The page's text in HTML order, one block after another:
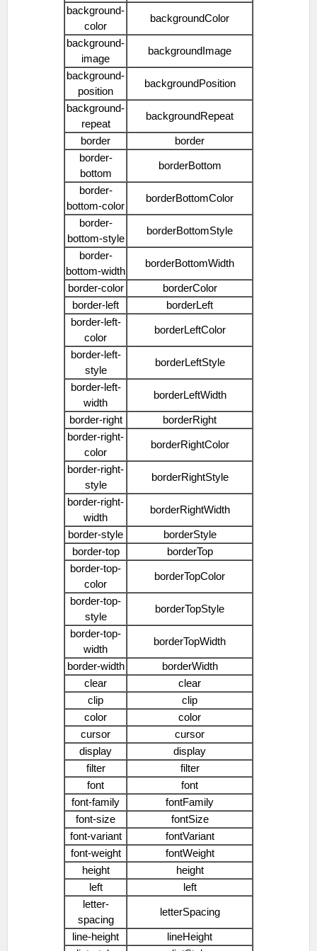
background-
color
backgroundColor
background-
image
backgroundImage
background-
position
backgroundPosition
background-
repeat
backgroundRepeat
border
border
border-
bottom
borderBottom
border-
bottom-color
borderBottomColor
border-
bottom-style
borderBottomStyle
border-
bottom-width
borderBottomWidth
border-color
borderColor
border-left
borderLeft
border-left-
color
borderLeftColor
border-left-
style
borderLeftStyle
border-left-
width
borderLeftWidth
border-right
borderRight
border-right-
color
borderRightColor
border-right-
style
borderRightStyle
border-right-
width
borderRightWidth
border-style
borderStyle
border-top
borderTop
border-top-
color
borderTopColor
border-top-
style
borderTopStyle
border-top-
width
borderTopWidth
border-width
borderWidth
clear
clear
clip
clip
color
color
cursor
cursor
display
display
filter
filter
font
font
font-family
fontFamily
font-size
fontSize
font-variant
fontVariant
font-weight
fontWeight
height
height
left
left
letter-
spacing
letterSpacing
line-height
lineHeight